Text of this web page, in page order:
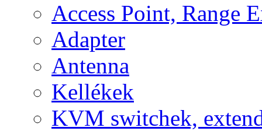
Access Point, Range
Adapter
Antenna
Kellékek
KVM switchek,